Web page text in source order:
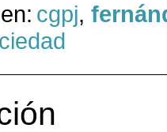
cgpj,